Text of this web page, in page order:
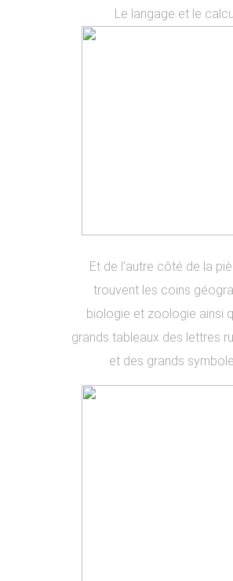
Le langage et le
Et de l’autre côté de la
trouvent les coins
biologie et zoologie ainsi
grands tableaux des lettres
et des grands